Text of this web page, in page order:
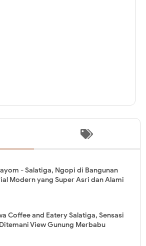
- Salatiga, Ngopi di Bangunan
Modern yang Super Asri dan Alami
Coffee and Eatery Salatiga, Sensasi
View Gunung Merbabu